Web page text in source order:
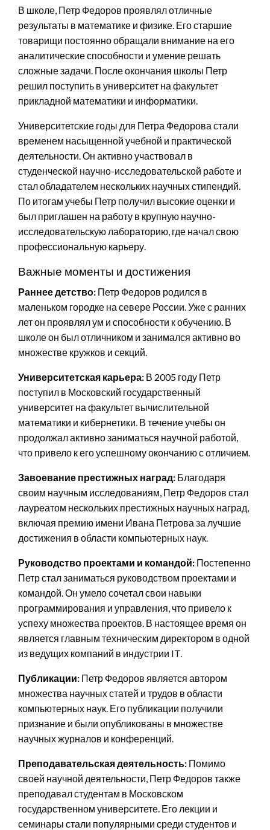
В школе, Петр Федоров проявлял отличные
результаты в математике и физике. Его старшие
товарищи постоянно обращали внимание на его
аналитические способности и умение решать
сложные задачи. После окончания школы Петр
решил поступить в университет на факультет
прикладной математики и информатики.
Университетские годы для Петра Федорова стали
временем насыщенной учебной и практической
деятельности. Он активно участвовал в
студенческой научно-исследовательской работе и
стал обладателем нескольких научных стипендий.
По итогам учебы Петр получил высокие оценки и
был приглашен на работу в крупную научно-
исследовательскую лабораторию, где начал свою
профессиональную карьеру.
Важные моменты и достижения
Раннее детство: Петр Федоров родился в
маленьком городке на севере России. Уже с ранних
лет он проявлял ум и способности к обучению. В
школе он был отличником и занимался активно во
множестве кружков и секций.
Университетская карьера: В 2005 году Петр
поступил в Московский государственный
университет на факультет вычислительной
математики и кибернетики. В течение учебы он
продолжал активно заниматься научной работой,
что привело к его успешному окончанию с отличием.
Завоевание престижных наград: Благодаря
своим научным исследованиям, Петр Федоров стал
лауреатом нескольких престижных научных наград,
включая премию имени Ивана Петрова за лучшие
достижения в области компьютерных наук.
Руководство проектами и командой: Постепенно
Петр стал заниматься руководством проектами и
командой. Он умело сочетал свои навыки
программирования и управления, что привело к
успеху множества проектов. В настоящее время он
является главным техническим директором в одной
из ведущих компаний в индустрии IT.
Публикации: Петр Федоров является автором
множества научных статей и трудов в области
компьютерных наук. Его публикации получили
признание и были опубликованы в множестве
научных журналов и конференций.
Преподавательская деятельность: Помимо
своей научной деятельности, Петр Федоров также
преподавал студентам в Московском
государственном университете. Его лекции и
семинары стали популярными среди студентов и